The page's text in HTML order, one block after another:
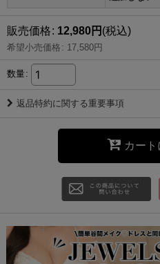
販売価格: 12,980円 (税込)
希望小売価格 : 17,580円
数量:
返品特約に関する重要事項
カー